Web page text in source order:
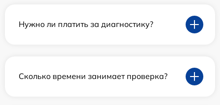
Нужно ли платить за диагностику?
Сколько времени занимает проверка?